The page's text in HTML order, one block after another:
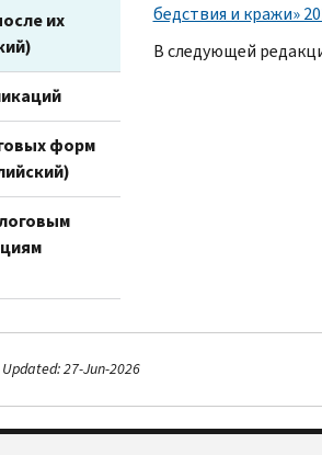
их
форм
бедствия и кражи»
В следующей
27-Jun-2026